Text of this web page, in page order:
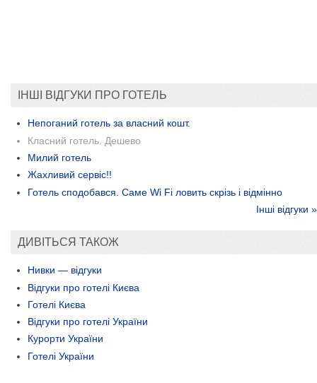
ІНШІ ВІДГУКИ ПРО ГОТЕЛЬ
Непоганий готель за власний кошт.
Класний готель. Дешево
Милий готель
Жахливий сервіс!!
Готель сподобався. Саме Wi Fi ловить скрізь і відмінно
Інші відгуки »
ДИВІТЬСЯ ТАКОЖ
Нивки — відгуки
Відгуки про готелі Києва
Готелі Києва
Відгуки про готелі України
Курорти України
Готелі України